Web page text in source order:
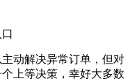
动解决异常订单，但对
上等决策，幸好大多数